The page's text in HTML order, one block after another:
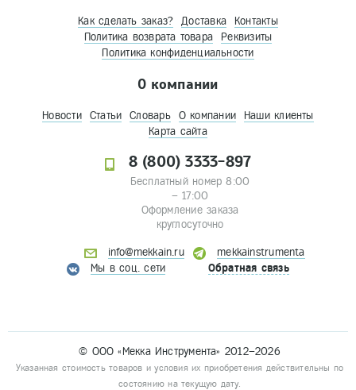
Как сделать заказ? Доставка
Контакты
Политика возврата товара
Реквизиты
Политика конфиденциальности
О компании
Новости Статьи Словарь О компании
Наши клиенты
Карта сайта
8 (800) 3333-897
Бесплатный номер 8:00
– 17:00
Оформление заказа
круглосуточно
info@mekkain.ru
mekkainstrumenta
Мы в соц. сети
Обратная связь
© ООО «Мекка Инструмента» 2012–2026
Указанная стоимость товаров и условия их приобретения действительны по
состоянию на текущую дату.